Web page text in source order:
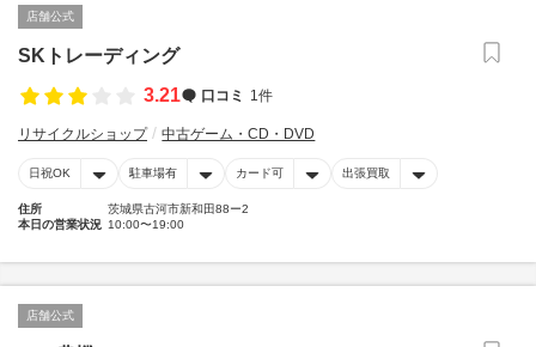
店舗公式
SKトレーディング
3.21
口コミ 1件
リサイクルショップ 中古ゲーム・CD・DVD
日祝OK 駐車場有 カード可 出張買取
住所
茨城県古河市新和田88ー2
本日の営業状況 10:00〜19:00
店舗公式